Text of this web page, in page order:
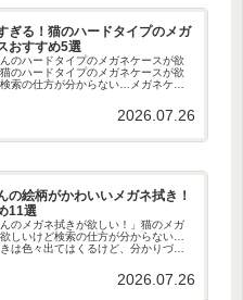
ぎる！猫のハードタイプのメガ
おすすめ5選
んのハードタイプのメガネケースが欲
猫のハードタイプのメガネケースが欲
検索の仕方が分からない…メガネケー
な方に、今回は「かわいい猫のメガネ
を探してきたのでご紹介...2026.07.26
の絵柄がかわいいメガネ拭き！
11選
んのメガネ拭きが欲しい！」猫のメガ
しいけど検索の仕方が分からない…
は色々出てはくるけど、分かりづら
拭き」を探してきたのでご紹介しま
いい猫のメガネ拭きが欲し...2026.07.26